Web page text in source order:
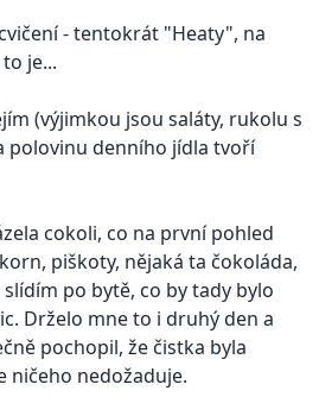
- tentokrát "Heaty", na
je...
(výjimkou jsou saláty, rukolu s
polovinu denního jídla tvoří
cokoli, co na první pohled
piškoty, nějaká ta čokoláda,
po bytě, co by tady bylo
Drželo mne to i druhý den a
pochopil, že čistka byla
ničeho nedožaduje.